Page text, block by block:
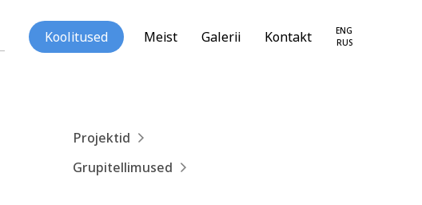
Koolitused Meist Galerii Kontakt
ENG
RUS
Projektid
Grupitellimused